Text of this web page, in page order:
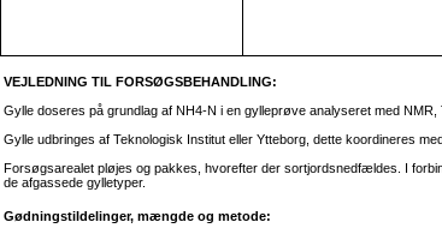
VEJLEDNING TIL FORSØGSBEHANDLING:
Gylle doseres på grundlag af NH4-N i en gylleprøve analyseret med NMR,
Gylle udbringes af Teknologisk Institut eller Ytteborg, dette koordineres
Forsøgsarealet pløjes og pakkes, hvorefter der sortjordsnedfældes. I
de afgassede gylletyper.
Gødningstildelinger, mængde og metode: